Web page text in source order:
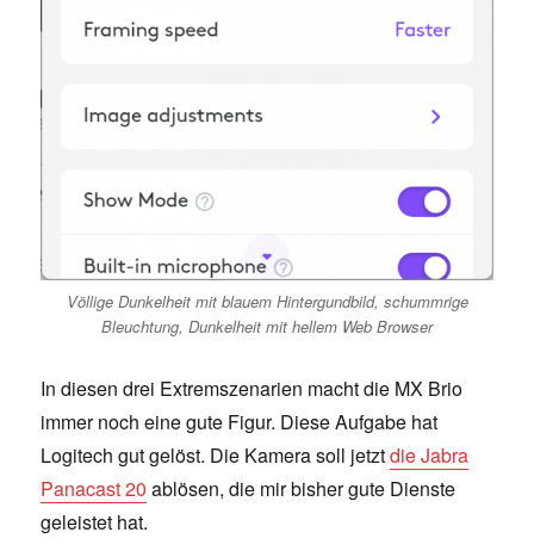
Völlige Dunkelheit mit blauem Hintergundbild, schummrige
Bleuchtung, Dunkelheit mit hellem Web Browser
In diesen drei Extremszenarien macht die MX Brio
immer noch eine gute Figur. Diese Aufgabe hat
Logitech gut gelöst. Die Kamera soll jetztdie Jabra
Panacast 20 ablösen, die mir bisher gute Dienste
geleistet hat.